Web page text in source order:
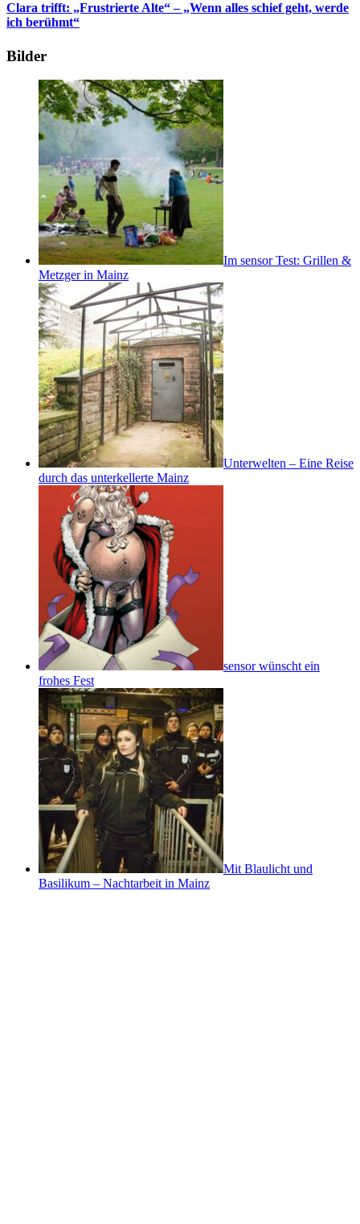
Clara trifft: „Frustrierte Alte“ – „Wenn alles schief geht, werde
ich berühmt“
Bilder
Im sensor Test: Grillen &
Metzger in Mainz
Unterwelten – Eine Reise
durch das unterkellerte Mainz
sensor wünscht ein
frohes Fest
Mit Blaulicht und
Basilikum – Nachtarbeit in Mainz